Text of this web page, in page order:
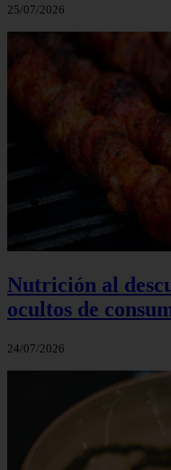
25/07/2026
Nutrición al
ocultos de
24/07/2026